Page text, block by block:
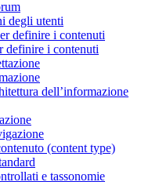
degli utenti
definire i contenuti
definire i contenuti
dell’informazione
(content type)
e tassonomie